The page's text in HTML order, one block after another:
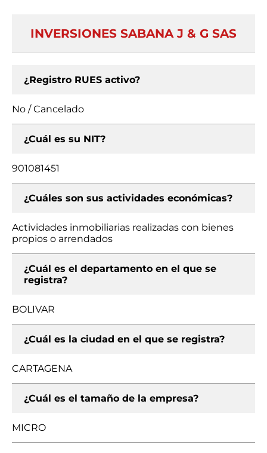
INVERSIONES SABANA J & G SAS
¿Registro RUES activo?
No / Cancelado
¿Cuál es su NIT?
901081451
¿Cuáles son sus actividades económicas?
Actividades inmobiliarias realizadas con bienes
propios o arrendados
¿Cuál es el departamento en el que se
registra?
BOLIVAR
¿Cuál es la ciudad en el que se registra?
CARTAGENA
¿Cuál es el tamaño de la empresa?
MICRO